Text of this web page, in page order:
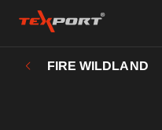
FIRE WILDLAND